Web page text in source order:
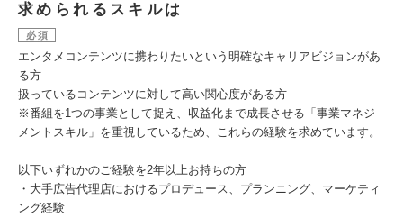
求められるスキルは
必須
エンタメコンテンツに携わりたいという明確なキャリアビジョンがあ
る方
扱っているコンテンツに対して高い関心度がある方
※番組を1つの事業として捉え、収益化まで成長させる「事業マネジ
メントスキル」を重視しているため、これらの経験を求めています。
以下いずれかのご経験を2年以上お持ちの方
・大手広告代理店におけるプロデュース、プランニング、マーケティ
ング経験